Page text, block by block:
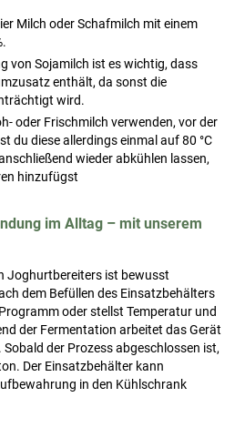
Milch oder Schafmilch mit einem
von Sojamilch ist es wichtig, dass
enthält, da sonst die
wird.
oder Frischmilch verwenden, vor der
du diese allerdings einmal auf 80 °C
wieder abkühlen lassen,
hinzufügst
im Alltag – mit unserem
Joghurtbereiters ist bewusst
dem Befüllen des Einsatzbehälters
oder stellst Temperatur und
der Fermentation arbeitet das Gerät
Sobald der Prozess abgeschlossen ist,
Der Einsatzbehälter kann
in den Kühlschrank